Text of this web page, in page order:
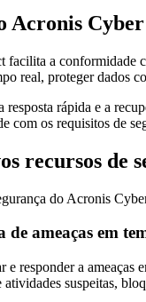
Acronis
facilita a conformidade
real, proteger dados
resposta rápida e a
com os requisitos de
recursos de
do Acronis
de ameaças em
e responder a
atividades suspeitas,